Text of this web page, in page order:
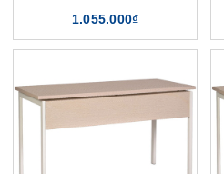
1.055.000₫